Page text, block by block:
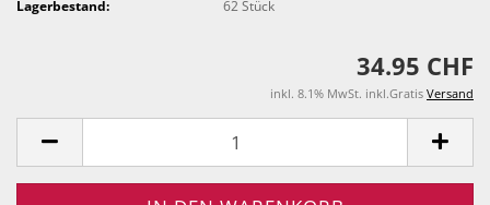
Lagerbestand:
62Stück
34.95 CHF
inkl. 8.1% MwSt. inkl.Gratis Versand